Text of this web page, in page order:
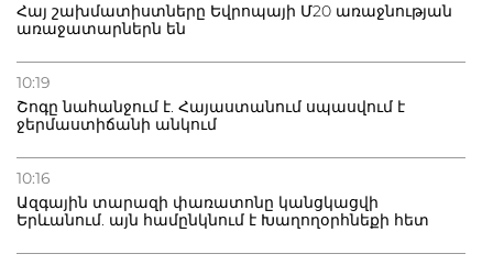
Հայ շախմատիստները Եվրոպայի Մ20 առաջնության
առաջատարներն են
10:19
Շոգը նահանջում է. Հայաստանում սպասվում է
ջերմաստիճանի անկում
10:16
Ազգային տարազի փառատոնը կանցկացվի
Երևանում. այն համընկնում է Խաղողօրհնեքի հետ